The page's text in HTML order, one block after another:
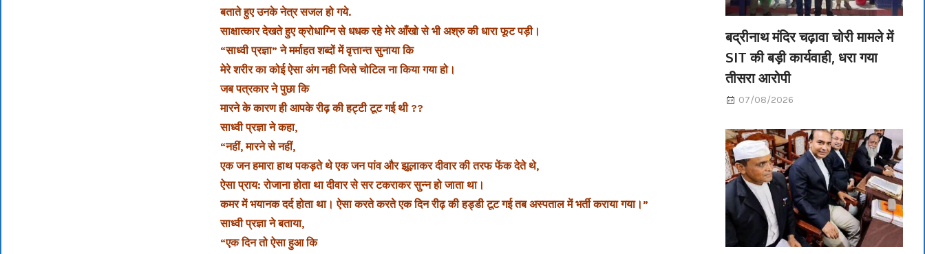
बताते हुए उनके नेत्र सजल हो गये.
साक्षात्कार देखते हुए क्रोधाग्नि से धधक रहे मेरे आँखो से भी अश्रु की धारा फूट पड़ी।
“साध्वी प्रज्ञा” ने मर्माहत शब्दों में वृत्तान्त सुनाया कि
मेरे शरीर का कोई‎ ऐसा अंग नही जिसे चोटिल ना किया गया हो।
जब पत्रकार ने पुछा कि
मारने के कारण ही आपके रीढ़ की हट्टी टूट गई‎ थी ??
साध्वी प्रज्ञा ने कहा,
“नहीं, मारने से नहीं,
एक जन हमारा हाथ पकड़ते थे एक जन पांव और झूलाकर दीवार की तरफ फेंक देते थे,
ऐसा प्राय: रोजाना होता था दीवार से सर टकराकर सुन्न हो जाता था।
कमर में भयानक दर्द होता था। ऐसा करते करते एक दिन रीढ़ की हड्डी टूट गई तब अस्पताल में भर्ती कराया गया।”
साध्वी प्रज्ञा ने बताया,
“एक दिन तो ऐसा हुआ कि
बद्रीनाथ मंदिर चढ़ावा चोरी मामले में
SIT की बड़ी कार्यवाही, धरा गया
तीसरा आरोपी
07/08/2026